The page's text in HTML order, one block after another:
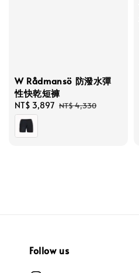
W Rådmansö 防潑水彈
性快乾短褲
Sale
price
NT$ 3,897 Regular
NT$ 4,330
Follow us